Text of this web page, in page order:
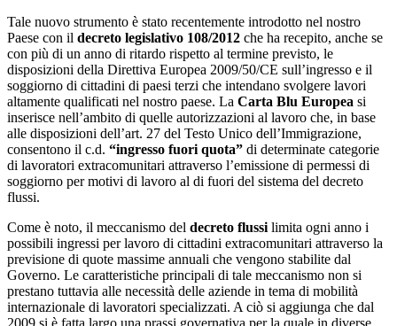
Tale nuovo strumento è stato recentemente introdotto nel nostro
Paese con il decreto legislativo 108/2012 che ha recepito, anche se
con più di un anno di ritardo rispetto al termine previsto, le
disposizioni della Direttiva Europea 2009/50/CE sull’ingresso e il
soggiorno di cittadini di paesi terzi che intendano svolgere lavori
altamente qualificati nel nostro paese. La Carta Blu Europea si
inserisce nell’ambito di quelle autorizzazioni al lavoro che, in base
alle disposizioni dell’art. 27 del Testo Unico dell’Immigrazione,
consentono il c.d. “ingresso fuori quota” di determinate categorie
di lavoratori extracomunitari attraverso l’emissione di permessi di
soggiorno per motivi di lavoro al di fuori del sistema del decreto
flussi.
Come è noto, il meccanismo del decreto flussi limita ogni anno i
possibili ingressi per lavoro di cittadini extracomunitari attraverso la
previsione di quote massime annuali che vengono stabilite dal
Governo. Le caratteristiche principali di tale meccanismo non si
prestano tuttavia alle necessità delle aziende in tema di mobilità
internazionale di lavoratori specializzati. A ciò si aggiunga che dal
2009 si è fatta largo una prassi governativa per la quale in diverse